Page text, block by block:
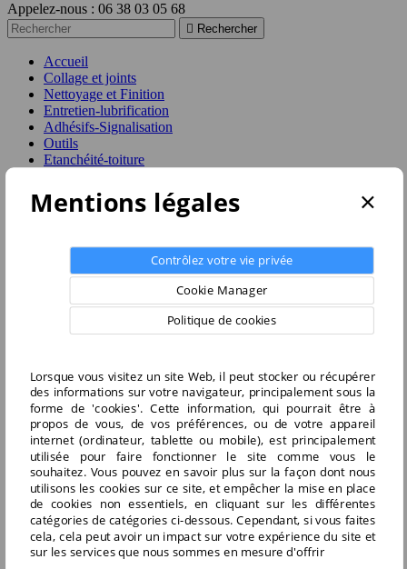
×
Mentions légales
Contrôlez votre vie privée
Cookie Manager
Politique de cookies
Lorsque vous visitez un site Web, il peut stocker ou récupérer
des informations sur votre navigateur, principalement sous la
forme de 'cookies'. Cette information, qui pourrait être à
propos de vous, de vos préférences, ou de votre appareil
internet (ordinateur, tablette ou mobile), est principalement
utilisée pour faire fonctionner le site comme vous le
souhaitez. Vous pouvez en savoir plus sur la façon dont nous
utilisons les cookies sur ce site, et empêcher la mise en place
de cookies non essentiels, en cliquant sur les différentes
catégories de catégories ci-dessous. Cependant, si vous faites
cela, cela peut avoir un impact sur votre expérience du site et
sur les services que nous sommes en mesure d'offrir
Appelez-nous : 06 38 03 05 68
 Rechercher
Accueil
Collage et joints
Nettoyage et Finition
Entretien-lubrification
Adhésifs-Signalisation
Outils
Etanchéité-toiture
Isoler
Réparations
Garanties sécurité (à modifier dans le module
"Réassurance")
Politique de livraison (à modifier dans le module
Accueil
Mentions légales
Mentions légales
Informations légales
1. Présentation du site.
En vertu de l'article 6 de la loi n° 2004-575 du 21 juin 2004 pour la